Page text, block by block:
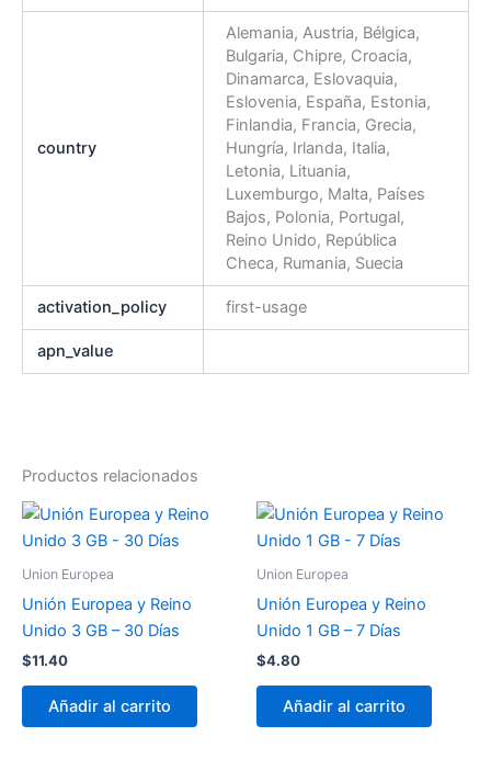
country
Alemania, Austria, Bélgica,
Bulgaria, Chipre, Croacia,
Dinamarca, Eslovaquia,
Eslovenia, España, Estonia,
Finlandia, Francia, Grecia,
Hungría, Irlanda, Italia,
Letonia, Lituania,
Luxemburgo, Malta, Países
Bajos, Polonia, Portugal,
Reino Unido, República
Checa, Rumania, Suecia
activation_policy first-usage
apn_value
Productos relacionados
Union Europea
Unión Europea y Reino
Unido 3 GB – 30 Días
$11.40
Añadir al carrito
Union Europea
Unión Europea y Reino
Unido 1 GB – 7 Días
$4.80
Añadir al carrito